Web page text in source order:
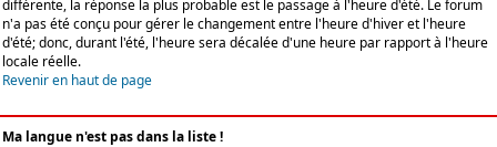
différente, la réponse la plus probable est le passage à l'heure d'été. Le forum
n'a pas été conçu pour gérer le changement entre l'heure d'hiver et l'heure
d'été; donc, durant l'été, l'heure sera décalée d'une heure par rapport à l'heure
locale réelle.
Revenir en haut de page
Ma langue n'est pas dans la liste !